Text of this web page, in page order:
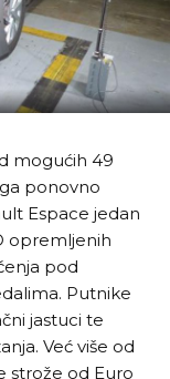
mogućih 49
ponovno
Espace jedan
opremljenih
pod
Putnike
jastuci te
Već više od
strože od Euro